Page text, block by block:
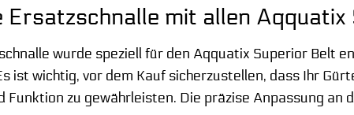
Ersatzschnalle mit allen
wurde speziell für den Aqquatix Superior Belt
ist wichtig, vor dem Kauf sicherzustellen, dass Ihr
Funktion zu gewährleisten. Die präzise Anpassung